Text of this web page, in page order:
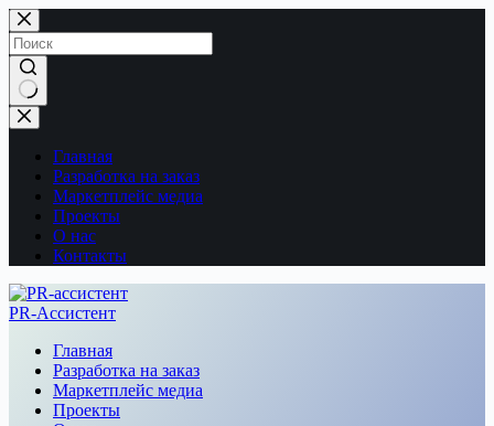
Перейти
к
сути
Ничего
не
найденоГлавная
Разработка на заказ
Маркетплейс медиа
Проекты
О нас
Контакты
PR-Ассистент
Главная
Разработка на заказ
Маркетплейс медиа
Проекты